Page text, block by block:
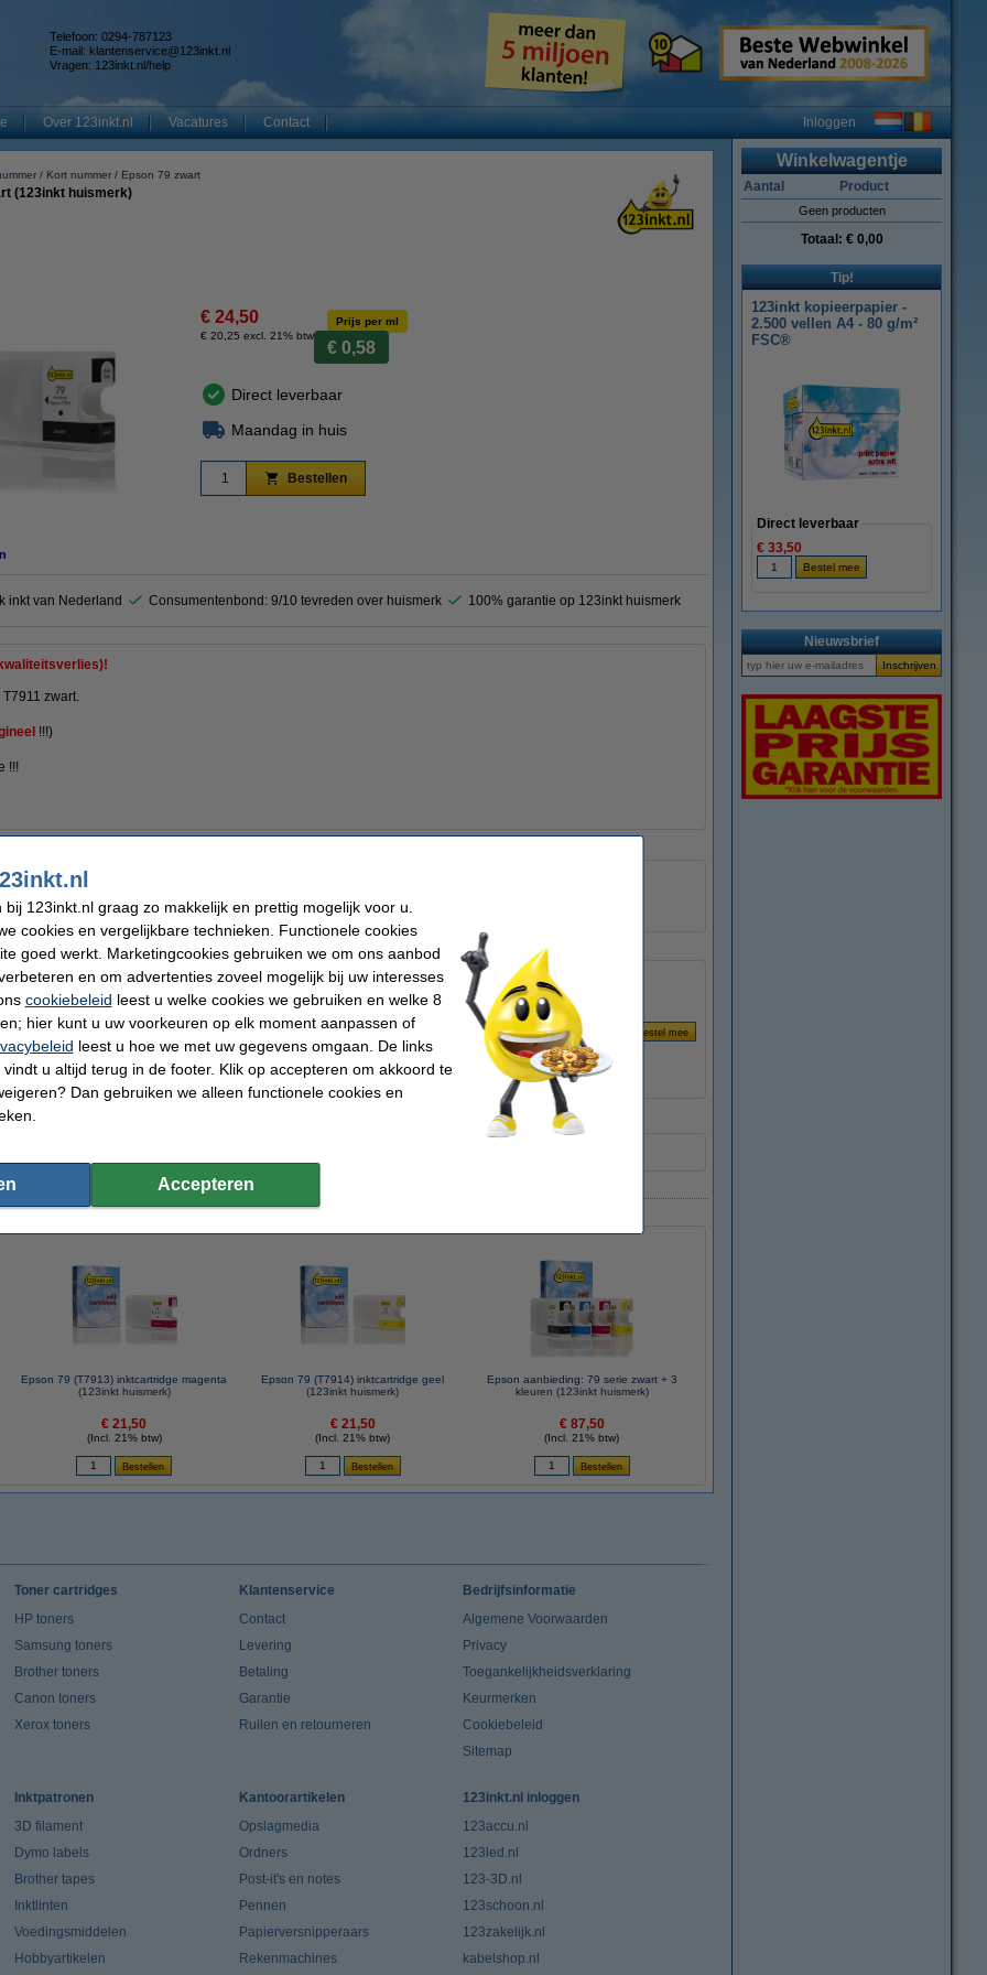
Telefoon: 0294-787123
E-mail: klantenservice@123inkt.nl
Vragen: 123inkt.nl/help
Over 123inkt.nl Vacatures Contact Inloggen
Kort nummer Epson 79 zwart
(123inkt huismerk)
€ 24,50
€ 20,25 excl. 21% btw
Prijs per ml
€ 0,58
Direct leverbaar
Maandag in huis
Bestellen
inkt van Nederland Consumentenbond: 9/10 tevreden over huismerk 100% garantie op 123inkt huismerk
zwart.
!!!)
!!!
Nummer:
serie zwart + 3 kleuren (123inkt huismerk)
de originele cartridge te nemen.
artikel ook besteld hebben
Epson 79 (T7913) inktcartridge magenta
(123inkt huismerk)
€ 21,50
(Incl. 21% btw)
Epson 79 (T7914) inktcartridge geel
(123inkt huismerk)
€ 21,50
(Incl. 21% btw)
Epson aanbieding: 79 serie zwart + 3
kleuren (123inkt huismerk)
€ 87,50
(Incl. 21% btw)
Winkelwagentje
Aantal Product
Geen producten
Totaal: € 0,00
Tip!
123inkt kopieerpapier -
2.500 vellen A4 - 80 g/m²
FSC®
Direct leverbaar
€ 33,50
Nieuwsbrief
Toner cartridges
HP toners
Samsung toners
Brother toners
Canon toners
Xerox toners
Klantenservice
Contact
Levering
Betaling
Garantie
Ruilen en retourneren
Bedrijfsinformatie
Algemene Voorwaarden
Privacy
Toegankelijkheidsverklaring
Keurmerken
Cookiebeleid
Sitemap
Inktpatronen
3D filament
Dymo labels
Brother tapes
Inktlinten
Voedingsmiddelen
Hobbyartikelen
Kantoorartikelen
Opslagmedia
Ordners
Post-it's en notes
Pennen
Papierversnipperaars
Rekenmachines
123inkt.nl inloggen
123accu.nl
123led.nl
123-3D.nl
123schoon.nl
123zakelijk.nl
kabelshop.nl
123inkt.nl graag zo makkelijk en prettig mogelijk voor u.
cookies en vergelijkbare technieken. Functionele cookies
goed werkt. Marketingcookies gebruiken we om ons aanbod
en om advertenties zoveel mogelijk bij uw interesses
cookiebeleid leest u welke cookies we gebruiken en welke 8
hier kunt u uw voorkeuren op elk moment aanpassen of
leest u hoe we met uw gegevens omgaan. De links
u altijd terug in de footer. Klik op accepteren om akkoord te
Dan gebruiken we alleen functionele cookies en
Accepteren